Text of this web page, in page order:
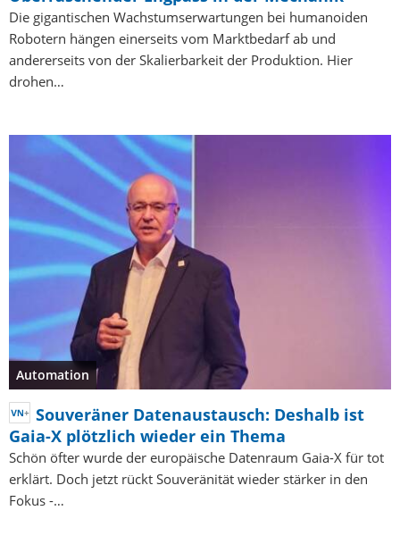
Die gigantischen Wachstumserwartungen bei humanoiden
Robotern hängen einerseits vom Marktbedarf ab und
andererseits von der Skalierbarkeit der Produktion. Hier
drohen…
Automation
Souveräner Datenaustausch: Deshalb ist
Gaia-X plötzlich wieder ein Thema
Schön öfter wurde der europäische Datenraum Gaia-X für tot
erklärt. Doch jetzt rückt Souveränität wieder stärker in den
Fokus -…